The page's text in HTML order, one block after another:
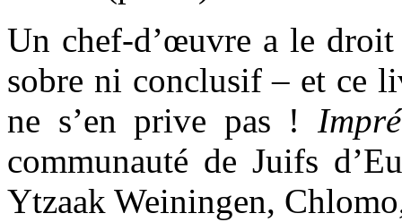
Un chef-d’œuvre a le droit
sobre ni conclusif – et ce
ne s’en prive pas !
communauté de Juifs
Ytzaak Weiningen,